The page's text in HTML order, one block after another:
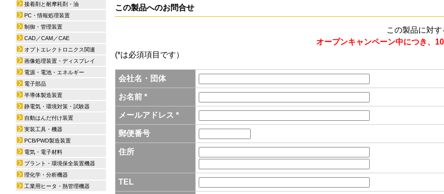
この製品へのお問合せ
この製品に対
オープンキャンペーン中につき、
(*は必須項目です）
会社名・団体
お名前 *
メールアドレス *
郵便番号
住所
TEL
接着剤と耐摩耗剤・油
PC・情報処理装置
制御・管理装置
CAD／CAM／CAE
オプトエレクトロニクス関連
画像処理装置・ディスプレイ
電源・電池・エネルギー
電子部品
半導体製造装置
静電気・環境対策・試験器
自動はんだ付け装置
実装工具・機器
PCB/PWD製造装置
電気・電子材料
プラント・環境保全装置機器
理化学・分析機器
工業用ヒータ・熱管理機器